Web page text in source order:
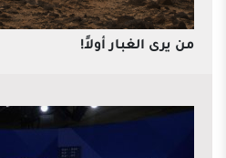
من يرى الغبار أولاً!